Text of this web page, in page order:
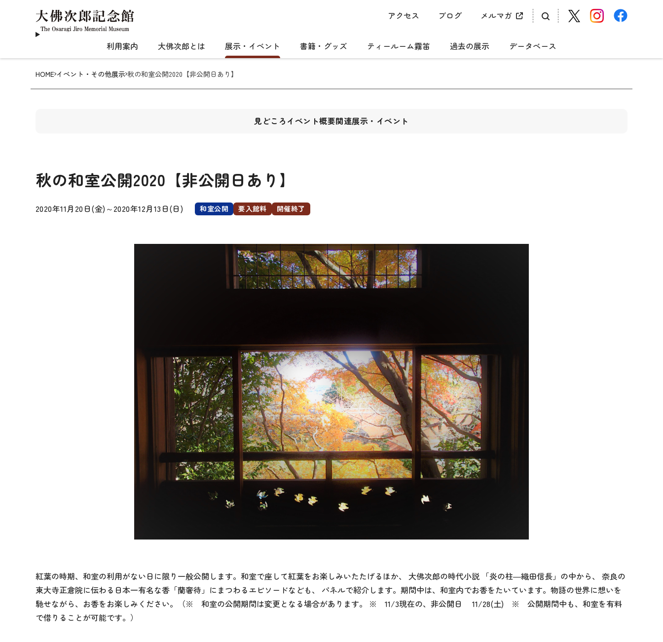
アクセス ブログ メルマガ
利用案内 大佛次郎とは 展示・イベント 書籍・グッズ ティールーム霧笛 過去の展示 データベース
HOME イベント・その他展示 秋の和室公開2020【非公開日あり】
見どころ イベント概要関連展示・イベント
秋の和室公開2020【非公開日あり】
2020年11月20日(金) ～2020年12月13日(日) 和室公開 要入館料 開催終了
紅葉の時期、和室の利用がない日に限り一般公開します。和室で座して紅葉をお楽しみいたたげるほか、 大佛次郎の時代小説 「炎の柱―織田信長」の中から、 奈良の
東大寺正倉院に伝わる日本一有名な香「蘭奢待」にまつわるエピソードなども、 パネルで紹介します。期間中は、和室内でお香をたいています。物語の世界に想いを
馳せながら、お香をお楽しみください。（※ 和室の公開期間は変更となる場合があります。 ※ 11/3現在の、非公開日 11/28(土) ※ 公開期間中も、和室を有料
で借りることが可能です。）